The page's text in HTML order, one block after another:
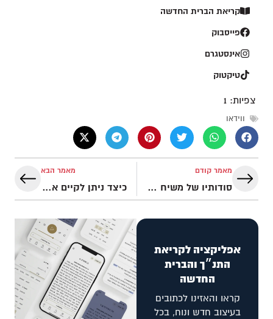
קריאת הברית החדשה
פייסבוק
אינסטגרם
טיקטוק
צפיות: 1
ווידאו
מאמר קודם
סודותיו של משיח בן יוסף – בברית החדשה | נבואות המשיח בתנ"ך
מאמר הבא
כיצד ניתן לקיים את כל מצוות התורה? | והגית בו
אפליקציה לקריאת
התנ״ך והברית
החדשה
קראו והאזינו לכתובים
בעיצוב חדש ונוח, בכל